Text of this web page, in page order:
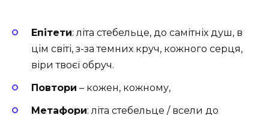
Епітети: літа стебельце, до самітніх душ, в
цім світі, з-за темних круч, кожного серця,
віри твоєї обруч.
Повтори – кожен, кожному,
Метафори: літа стебельце / всели до